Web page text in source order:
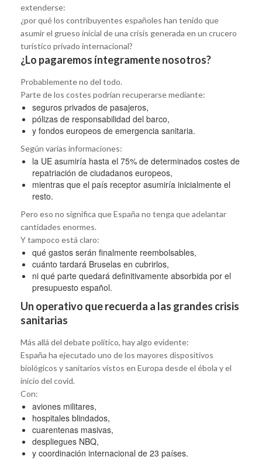
extenderse:
¿por qué los contribuyentes españoles han tenido que
asumir el grueso inicial de una crisis generada en un crucero
turístico privado internacional?
¿Lo pagaremos íntegramente nosotros?
Probablemente no del todo.
Parte de los costes podrían recuperarse mediante:
seguros privados de pasajeros,
pólizas de responsabilidad del barco,
y fondos europeos de emergencia sanitaria.
Según varias informaciones:
la UE asumiría hasta el 75% de determinados costes de
repatriación de ciudadanos europeos,
mientras que el país receptor asumiría inicialmente el
resto.
Pero eso no significa que España no tenga que adelantar
cantidades enormes.
Y tampoco está claro:
qué gastos serán finalmente reembolsables,
cuánto tardará Bruselas en cubrirlos,
ni qué parte quedará definitivamente absorbida por el
presupuesto español.
Un operativo que recuerda a las grandes crisis
sanitarias
Más allá del debate político, hay algo evidente:
España ha ejecutado uno de los mayores dispositivos
biológicos y sanitarios vistos en Europa desde el ébola y el
inicio del covid.
Con:
aviones militares,
hospitales blindados,
cuarentenas masivas,
despliegues NBQ,
y coordinación internacional de 23 países.